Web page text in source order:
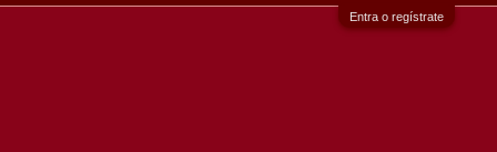
Entra o regístrate